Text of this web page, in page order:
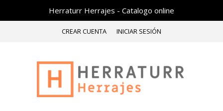
Herraturr Herrajes - Catalogo online
CREAR CUENTA INICIAR SESIÓN